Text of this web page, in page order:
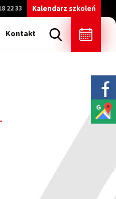
22 33 Kalendarz szkoleń
Kontakt